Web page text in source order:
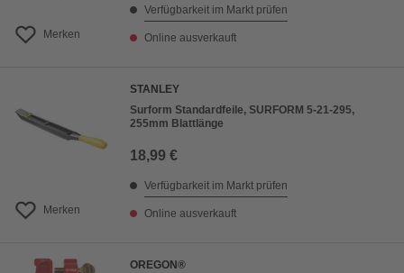
Merken
Verfügbarkeit im Markt prüfen
Online ausverkauft
Merken
STANLEY
Surform Standardfeile, SURFORM 5-21-295,
255mm Blattlänge
18,99 €
Verfügbarkeit im Markt prüfen
Online ausverkauft
OREGON®